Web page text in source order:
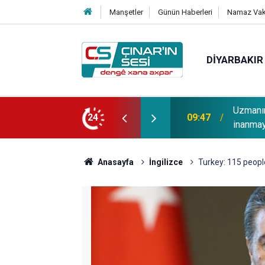
Manşetler Günün Haberleri Namaz
DIYARBAKIR
24
Tescilli Cizre limonatası 09:47
Anasayfa İngilizce Turkey: 115